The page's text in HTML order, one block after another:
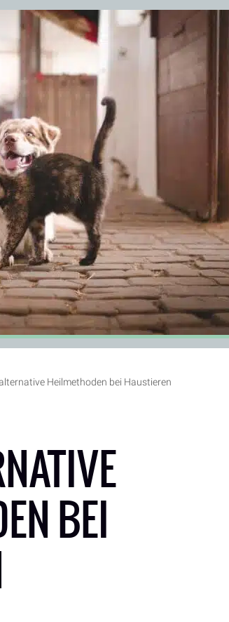
Heilmethoden bei Haustieren
BEI